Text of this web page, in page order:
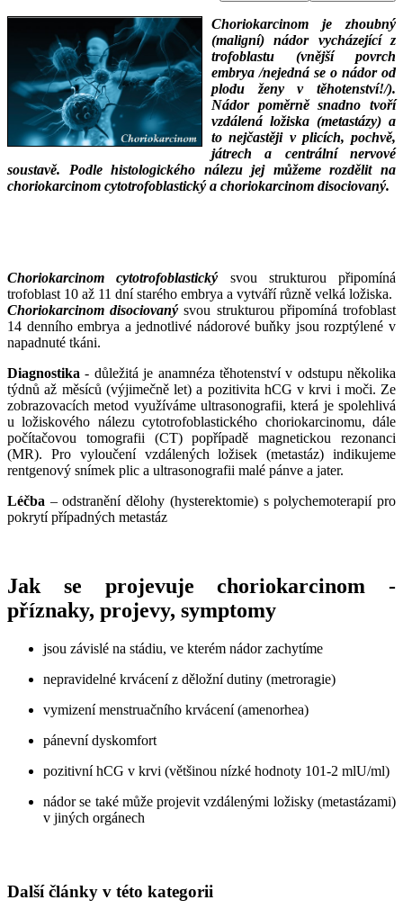
Choriokarcinom je zhoubný
(maligní) nádor vycházející z
trofoblastu (vnější povrch
embrya /nejedná se o nádor od
plodu ženy v těhotenství!/).
Nádor poměrně snadno tvoří
vzdálená ložiska (metastázy) a
to nejčastěji v plicích, pochvě,
játrech a centrální nervové
soustavě. Podle histologického nálezu jej můžeme rozdělit na
choriokarcinom cytotrofoblastický a choriokarcinom disociovaný.
Choriokarcinom cytotrofoblastický
svou strukturou připomíná
trofoblast 10 až 11 dní starého embrya a vytváří různě velká ložiska.
Choriokarcinom disociovaný svou strukturou připomíná trofoblast
14 denního embrya a jednotlivé nádorové buňky jsou rozptýlené v
napadnuté tkáni.
Diagnostika - důležitá je anamnéza těhotenství v odstupu několika
týdnů až měsíců (výjimečně let) a pozitivita hCG v krvi i moči. Ze
zobrazovacích metod využíváme ultrasonografii, která je spolehlivá
u ložiskového nálezu cytotrofoblastického choriokarcinomu, dále
počítačovou tomografii (CT) popřípadě magnetickou rezonanci
(MR). Pro vyloučení vzdálených ložisek (metastáz) indikujeme
rentgenový snímek plic a ultrasonografii malé pánve a jater.
Léčba – odstranění dělohy (hysterektomie) s polychemoterapií pro
pokrytí případných metastáz
Jak se projevuje choriokarcinom -
příznaky, projevy, symptomy
jsou závislé na stádiu, ve kterém nádor zachytíme
nepravidelné krvácení z děložní dutiny (metroragie)
vymizení menstruačního krvácení (amenorhea)
pánevní dyskomfort
pozitivní hCG v krvi (většinou nízké hodnoty 101-2 mlU/ml)
nádor se také může projevit vzdálenými ložisky (metastázami)
v jiných orgánech
Další články v této kategorii